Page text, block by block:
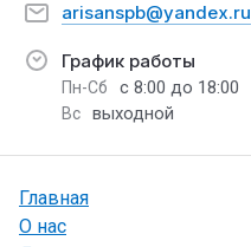
arisanspb@yandex.ru
График работы
Пн-Сб с 8:00 до 18:00
Вс выходной
Главная
О нас